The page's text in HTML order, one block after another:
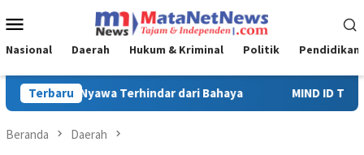
ke
Mobile
Nasional Daerah Hukum & Kriminal Politik Pendidikan
Terbaru
MIND ID Tegaskan Dukungan Penuh Bagi PT Vale di
Beranda Daerah